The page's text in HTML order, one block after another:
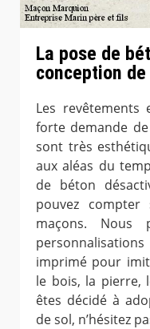
La pose de
conception
Les
forte demande
sont très
aux aléas du
de béton
pouvez
maçons. Nous
imprimé pour
le bois, la pierre,
êtes décidé à
de sol, n’hésitez